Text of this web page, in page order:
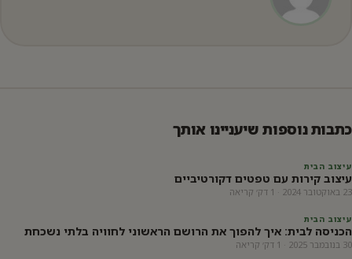
כתבות נוספות שיעניינו אותך
עיצוב הבית
עיצוב קירות עם טפטים דקורטיביים
23 באוקטובר 2024 · 1 דק׳ קריאה
עיצוב הבית
הכניסה לבית: איך להפוך את הרושם הראשוני לחוויה בלתי נשכחת
30 בנובמבר 2025 · 1 דק׳ קריאה